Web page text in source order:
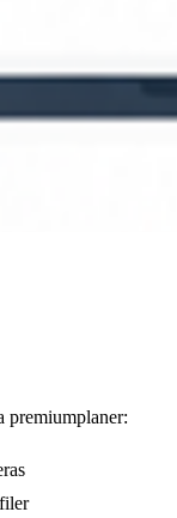
premiumplaner: